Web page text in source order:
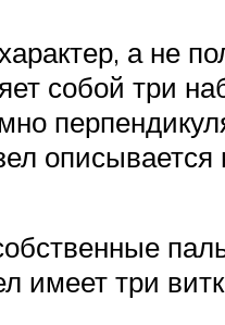
а не
собой три
описывается
имеет три